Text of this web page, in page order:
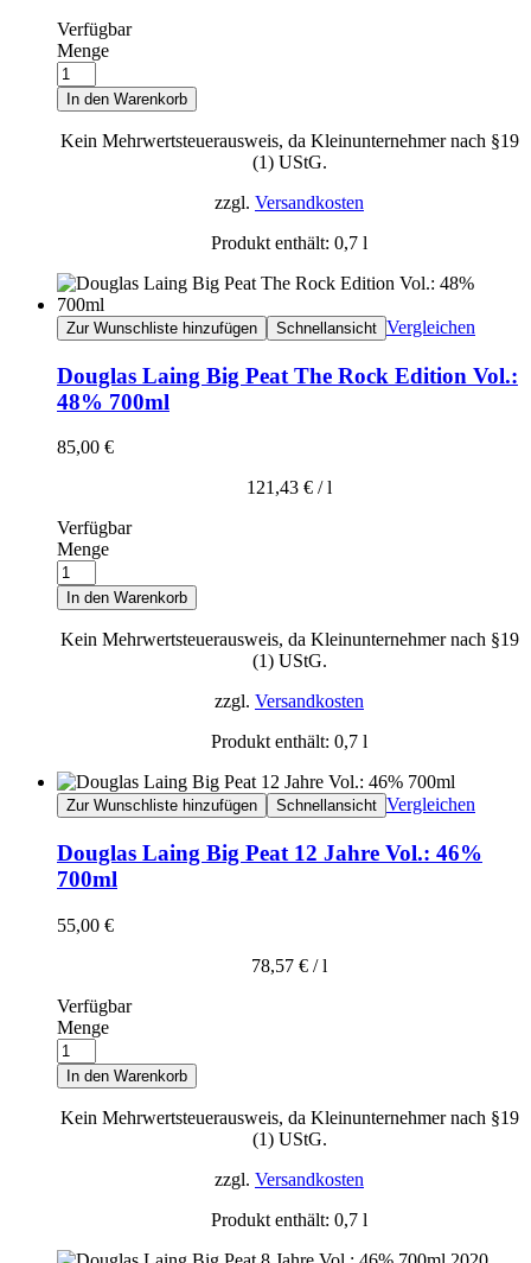
Verfügbar
Menge
In den Warenkorb
Kein Mehrwertsteuerausweis, da Kleinunternehmer nach §19
(1) UStG.
zzgl. Versandkosten
Produkt enthält: 0,7 l
Zur Wunschliste hinzufügen Schnellansicht Vergleichen
Douglas Laing Big Peat The Rock Edition Vol.:
48% 700ml
85,00 €
121,43 € /l
Verfügbar
Menge
In den Warenkorb
Kein Mehrwertsteuerausweis, da Kleinunternehmer nach §19
(1) UStG.
zzgl. Versandkosten
Produkt enthält: 0,7 l
Zur Wunschliste hinzufügen Schnellansicht Vergleichen
Douglas Laing Big Peat 12 Jahre Vol.: 46%
700ml
55,00 €
78,57 € /l
Verfügbar
Menge
In den Warenkorb
Kein Mehrwertsteuerausweis, da Kleinunternehmer nach §19
(1) UStG.
zzgl. Versandkosten
Produkt enthält: 0,7 l